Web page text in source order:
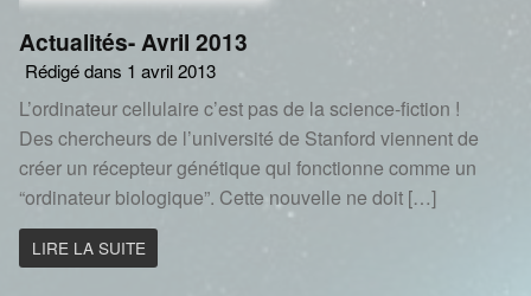
Actualités- Avril 2013
Rédigé dans 1 avril 2013
L’ordinateur cellulaire c’est pas de la science-fiction !
Des chercheurs de l’université de Stanford viennent de
créer un récepteur génétique qui fonctionne comme un
“ordinateur biologique”. Cette nouvelle ne doit […]
LIRE LA SUITE